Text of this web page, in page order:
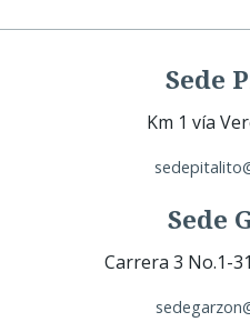
Sede
Km 1 vía
Sede
Carrera 3 No.1-